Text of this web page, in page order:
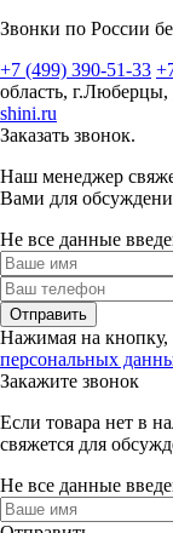
Звонки по России
+7 (499) 390-51-33
область, г.Люберцы,
shini.ru
Заказать звонок.
Наш менеджер
Вами для
Не все данные
Отправить
Нажимая на кнопку,
персональных
Закажите звонок
Если товара нет в
свяжется для
Не все данные